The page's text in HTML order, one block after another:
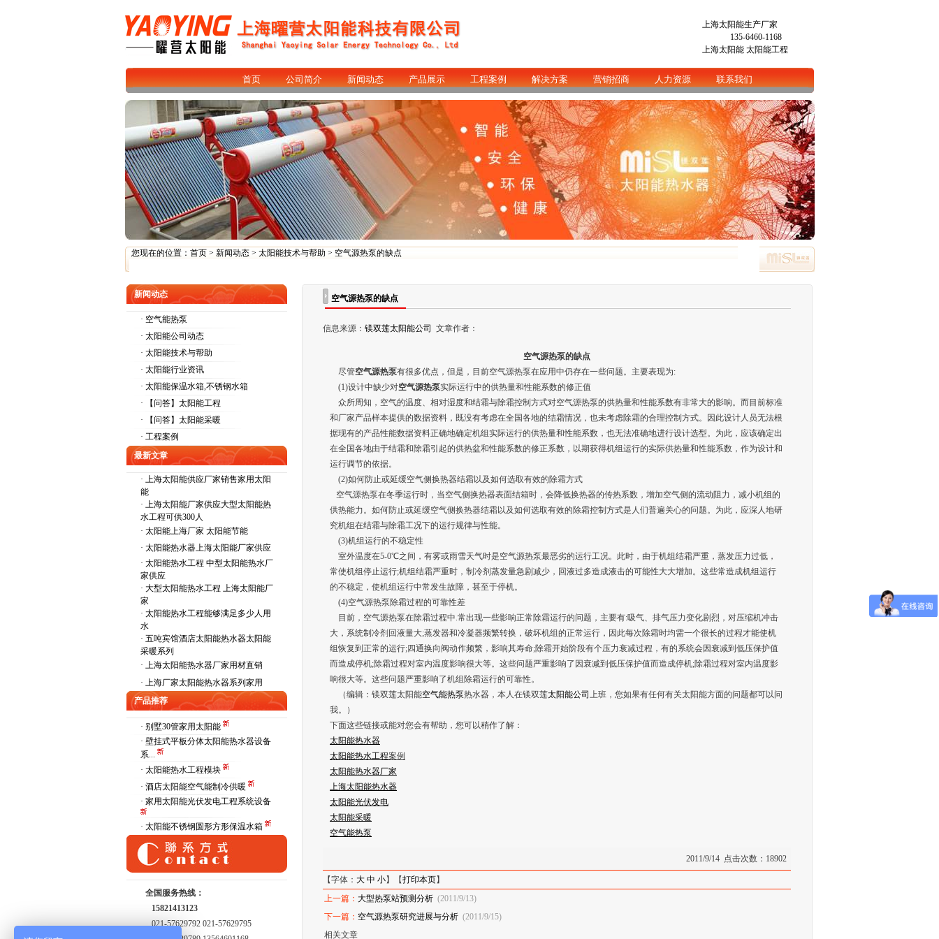
上海太阳能生产厂家
135-6460-1168
上海太阳能 太阳能工程
首页 公司简介 新闻动态 产品展示 工程案例 解决方案 营销招商 人力资源 联系我们
您现在的位置： 首页> 新闻动态> 太阳能技术与帮助 > 空气源热泵的缺点
新闻动态
· 空气能热泵
· 太阳能公司动态
· 太阳能技术与帮助
· 太阳能行业资讯
· 太阳能保温水箱,不锈钢水箱
· 【问答】太阳能工程
· 【问答】太阳能采暖
· 工程案例
最新文章
· 上海太阳能供应厂家销售家用太阳
能
· 上海太阳能厂家供应大型太阳能热
水工程可供300人
· 太阳能上海厂家 太阳能节能
· 太阳能热水器上海太阳能厂家供应
· 太阳能热水工程 中型太阳能热水厂
家供应
· 大型太阳能热水工程 上海太阳能厂
家
· 太阳能热水工程能够满足多少人用
水
· 五吨宾馆酒店太阳能热水器太阳能
采暖系列
· 上海太阳能热水器厂家用材直销
· 上海厂家太阳能热水器系列家用
产品推荐
· 别墅30管家用太阳能
· 壁挂式平板分体太阳能热水器设备
系...
· 太阳能热水工程模块
· 酒店太阳能空气能制冷供暖
· 家用太阳能光伏发电工程系统设备
· 太阳能不锈钢圆形方形保温水箱
全国服务热线：
15821413123
021-57629792 021-57629795
空气源热泵的缺点
信息来源： 镁双莲太阳能公司 文章作者：
空气源热泵的缺点
尽管空气源热泵有很多优点，但是，目前空气源热泵在应用中仍存在一些问题。主要表现为:
(1)设计中缺少对空气源热泵实际运行中的供热量和性能系数的修正值
众所周知，空气的温度、相对湿度和结霜与除霜控制方式对空气源热泵的供热量和性能系数有非常大的影响。而目前标准
和厂家产品样本提供的数据资料，既没有考虑在全国各地的结霜情况，也未考虑除霜的合理控制方式。因此设计人员无法根
据现有的产品性能数据资料正确地确定机组实际运行的供热量和性能系数，也无法准确地进行设计选型。为此，应该确定出
在全国各地由于结霜和除霜引起的供热盆和性能系数的修正系数，以期获得机组运行的实际供热量和性能系数，作为设计和
运行调节的依据。
(2)如何防止或延缓空气侧换热器结霜以及如何选取有效的除霜方式
空气源热泵在冬季运行时，当空气侧换热器表面结箱时，会降低换热器的传热系数，增加空气侧的流动阻力，减小机组的
供热能力。如何防止或延缓空气侧换热器结霜以及如何选取有效的除霜控制方式是人们普遍关心的问题。为此，应深人地研
究机组在结霜与除霜工况下的运行规律与性能。
(3)机组运行的不稳定性
室外温度在5-0℃之间，有雾或雨雪天气时是空气源热泵最恶劣的运行工况。此时，由于机组结霜严重，蒸发压力过低，
常使机组停止运行;机组结霜严重时，制冷剂蒸发量急剧减少，回液过多造成液击的可能性大大增加。这些常造成机组运行
的不稳定，使机组运行中常发生故障，甚至于停机。
(4)空气源热泵除霜过程的可靠性差
目前，空气源热泵在除霜过程中.常出现一些影响正常除霜运行的问题，主要有:吸气、排气压力变化剧烈，对压缩机冲击
大，系统制冷剂回液量大;蒸发器和冷凝器频繁转换，破坏机组的正常运行，因此每次除霜时均需一个很长的过程才能使机
组恢复到正常的运行;四通换向阀动作频繁，影响其寿命;除霜开始阶段有个压力衰减过程，有的系统会因衰减到低压保护值
而造成停机;除霜过程对室内温度影响很大等。这些问题严重影响了因衰减到低压保护值而造成停机;除霜过程对室内温度影
响很大等。这些问题严重影响了机组除霜运行的可靠性。
（编辑：镁双莲太阳能空气能热泵热水器，本人在镁双莲太阳能公司 上班，您如果有任何有关太阳能方面的问题都可以问
我。）
下面这些链接或能对您会有帮助，您可以稍作了解：
太阳能热水器
太阳能热水工程案例
太阳能热水器厂家
上海太阳能热水器
太阳能光伏发电
太阳能采暖
空气能热泵
2011/9/14 点击次数：18902
【字体： 大 中 小】【打印本页】
上一篇： 大型热泵站预测分析 (2011/9/13)
下一篇： 空气源热泵研究进展与分析 (2011/9/15)
相关文章